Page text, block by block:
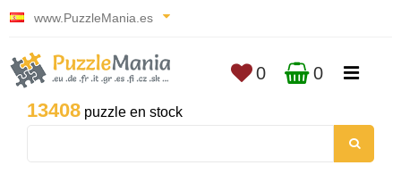
www.PuzzleMania.es
13408 puzzle en stock
0 0